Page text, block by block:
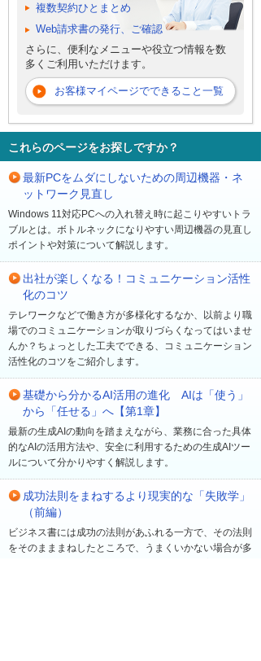
複数契約ひとまとめ
Web請求書の発行、ご確認
さらに、便利なメニューや役立つ情報を数
多くご利用いただけます。
お客様マイページでできること一覧
これらのページをお探しですか？
最新PCをムダにしないための周辺機器・ネ
ットワーク見直し
Windows 11対応PCへの入れ替え時に起こりやすいトラ
ブルとは。ボトルネックになりやすい周辺機器の見直し
ポイントや対策について解説します。
出社が楽しくなる！コミュニケーション活性
化のコツ
テレワークなどで働き方が多様化するなか、以前より職
場でのコミュニケーションが取りづらくなってはいませ
んか？ちょっとした工夫でできる、コミュニケーション
活性化のコツをご紹介します。
基礎から分かるAI活用の進化 AIは「使う」
から「任せる」へ【第1章】
最新の生成AIの動向を踏まえながら、業務に合った具体
的なAIの活用方法や、安全に利用するための生成AIツー
ルについて分かりやすく解説します。
成功法則をまねするより現実的な「失敗学」
（前編）
ビジネス書には成功の法則があふれる一方で、その法則
をそのまままねしたところで、うまくいかない場合が多